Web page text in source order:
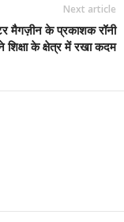
Next article
मैगज़ीन के प्रकाशक रॉनी
शिक्षा के क्षेत्र में रखा कदम